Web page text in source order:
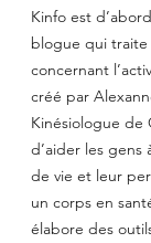
Kinfo est
blogue qui
concernant
créé par
Kinésiologue de
d’aider les gens
de vie et leur
un corps en
élabore des